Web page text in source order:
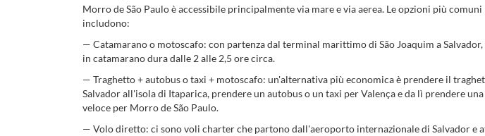
Morro de São Paulo è accessibile principalmente via mare e via aerea. Le opzioni più comuni
includono:
— Catamarano o motoscafo: con partenza dal terminal marittimo di São Joaquim a
in catamarano dura dalle 2 alle 2,5 ore circa.
— Traghetto + autobus o taxi + motoscafo: un'alternativa più economica è prendere il
Salvador all'isola di Itaparica, prendere un autobus o un taxi per Valença e da lì prendere
veloce per Morro de São Paulo.
— Volo diretto: ci sono voli charter che partono dall'aeroporto internazionale di Salvador e